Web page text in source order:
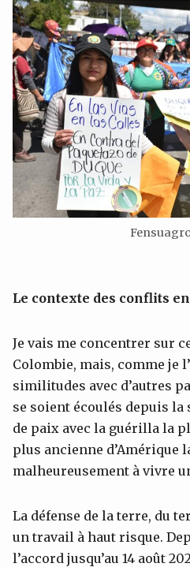
Le contexte des conflits
Je vais me concentrer sur
Colombie, mais, comme je
similitudes avec d’autres
se soient écoulés depuis la
de paix avec la guérilla la
plus ancienne d’Amérique
malheureusement à vivre
La défense de la terre, du
un travail à haut risque.
l’accord jusqu’au 14 août